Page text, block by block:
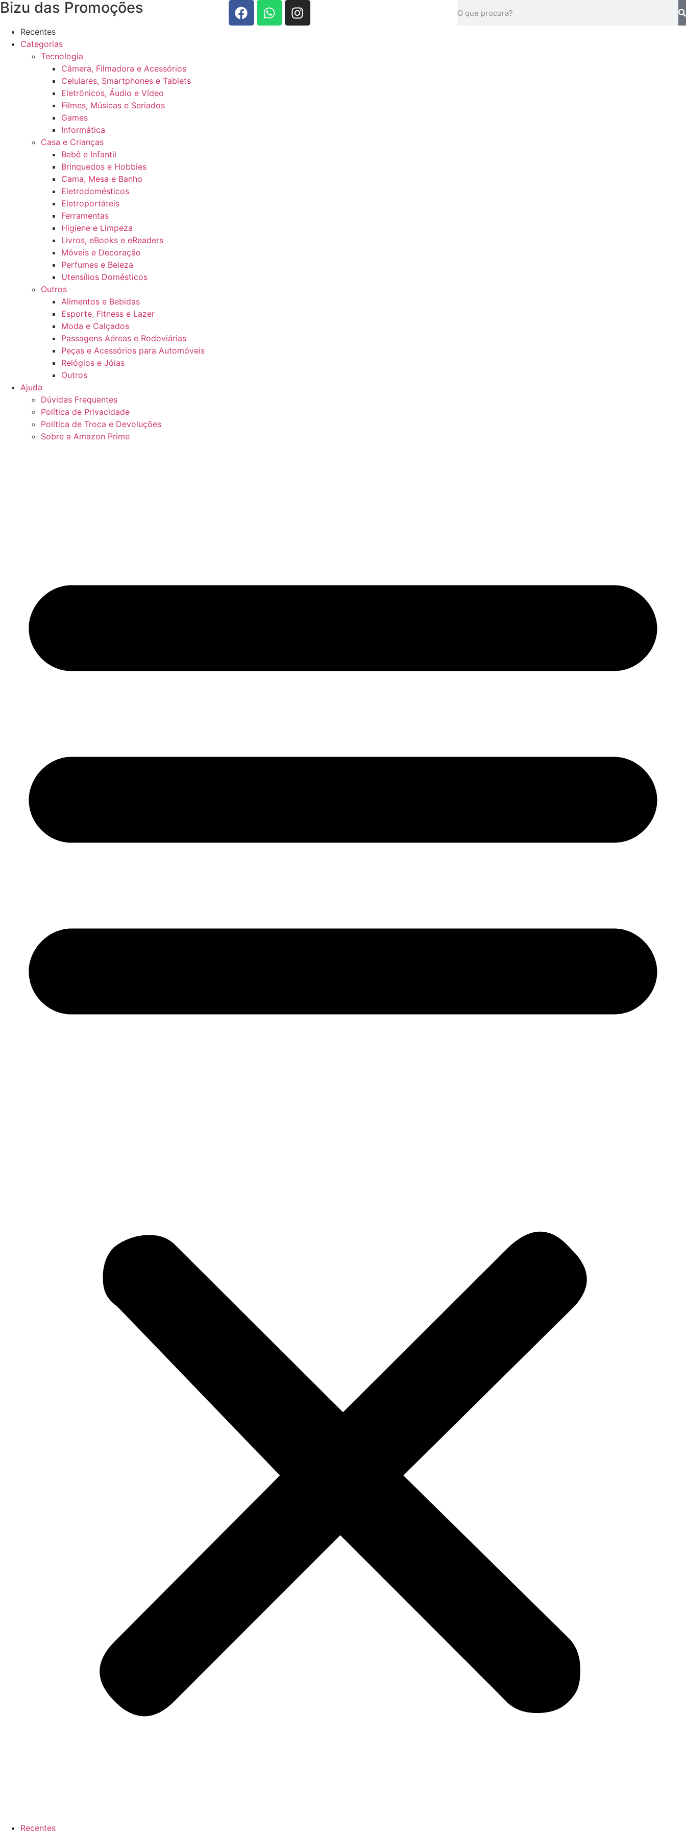
Bizu das Promoções
Recentes
Categorias
Tecnologia
Câmera, Filmadora e Acessórios
Celulares, Smartphones e Tablets
Eletrônicos, Áudio e Vídeo
Filmes, Músicas e Seriados
Games
Informática
Casa e Crianças
Bebê e Infantil
Brinquedos e Hobbies
Cama, Mesa e Banho
Eletrodomésticos
Eletroportáteis
Ferramentas
Higiene e Limpeza
Livros, eBooks e eReaders
Móveis e Decoração
Perfumes e Beleza
Utensílios Domésticos
Outros
Alimentos e Bebidas
Esporte, Fitness e Lazer
Moda e Calçados
Passagens Aéreas e Rodoviárias
Peças e Acessórios para Automóveis
Relógios e Jóias
Outros
Ajuda
Dúvidas Frequentes
Política de Privacidade
Política de Troca e Devoluções
Sobre a Amazon Prime
Recentes